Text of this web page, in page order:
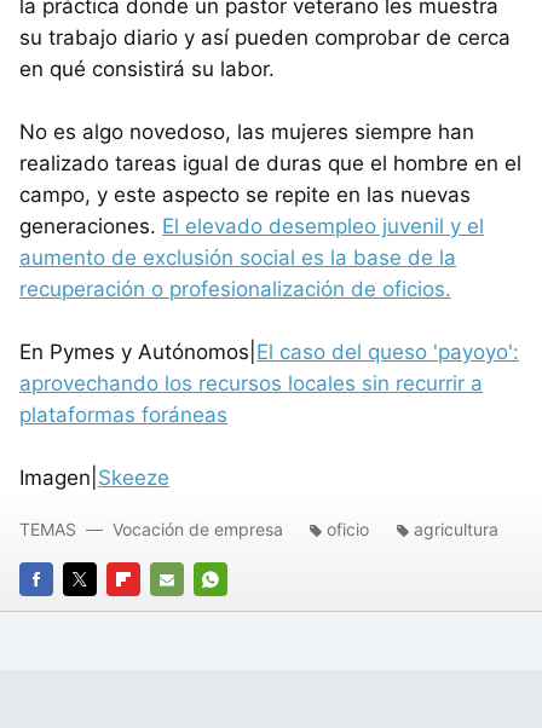
la práctica donde un pastor veterano les muestra
su trabajo diario y así pueden comprobar de cerca
en qué consistirá su labor.
No es algo novedoso, las mujeres siempre han
realizado tareas igual de duras que el hombre en el
campo, y este aspecto se repite en las nuevas
generaciones. El elevado desempleo juvenil y el
aumento de exclusión social es la base de la
recuperación o profesionalización de oficios.
En Pymes y Autónomos| El caso del queso 'payoyo':
aprovechando los recursos locales sin recurrir a
plataformas foráneas
Imagen| Skeeze
FACEBOOK
TWITTERFLIPBOARD
E-
WHATSAPP
TEMAS Vocación de empresa oficio agricultura